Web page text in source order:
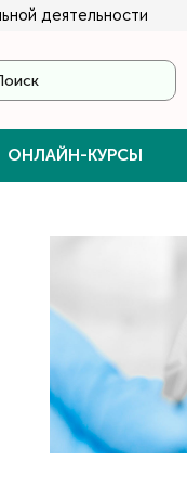
деятельности
ОНЛАЙН-КУРСЫ